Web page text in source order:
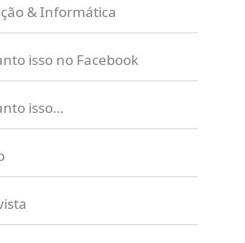
& Informática
isso no Facebook
isso…